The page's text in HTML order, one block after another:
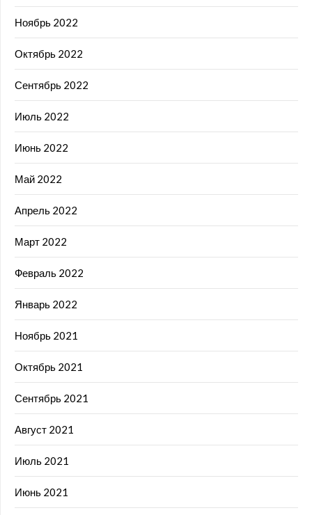
Ноябрь 2022
Октябрь 2022
Сентябрь 2022
Июль 2022
Июнь 2022
Май 2022
Апрель 2022
Март 2022
Февраль 2022
Январь 2022
Ноябрь 2021
Октябрь 2021
Сентябрь 2021
Август 2021
Июль 2021
Июнь 2021